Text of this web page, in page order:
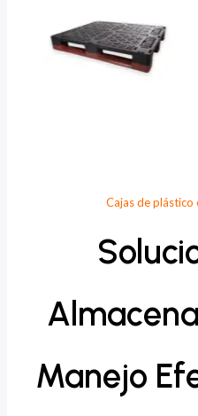
Cajas de plástico
Manejo